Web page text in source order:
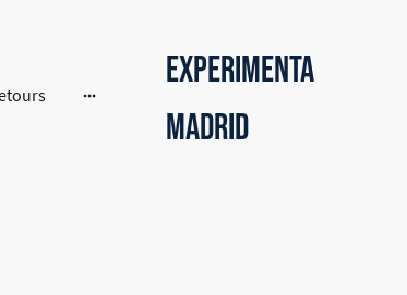
Experimenta
Madrid